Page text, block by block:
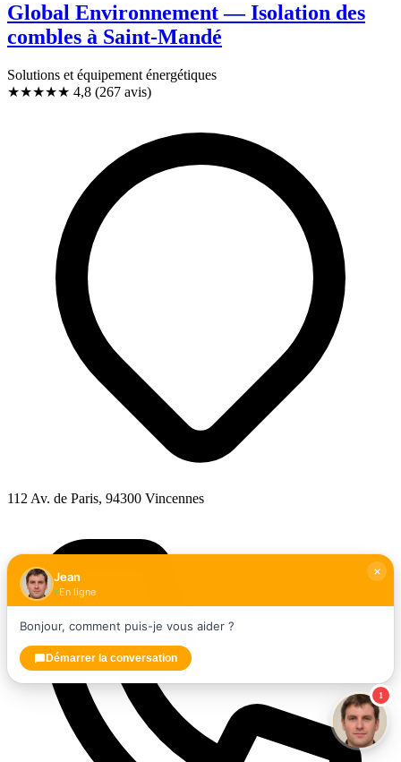
Global Environnement — Isolation des
combles à Saint-Mandé
Solutions et équipement énergétiques
★★★★★ 4,8 (267 avis)
112 Av. de Paris, 94300 Vincennes
1
Jean
En ligne
Bonjour, comment puis-je vous aider ?
Démarrer la conversation